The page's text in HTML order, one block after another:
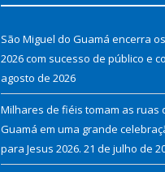
São Miguel do Guamá encerra
2026 com sucesso de público e
agosto de 2026
Milhares de fiéis tomam as ruas
Guamá em uma grande
para Jesus 2026. 21 de julho de